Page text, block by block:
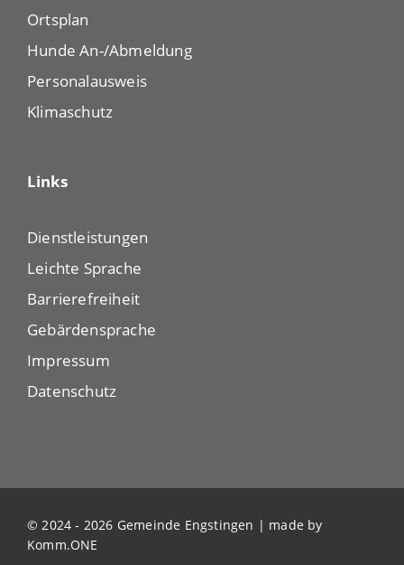
Ortsplan
Hunde An-/Abmeldung
Personalausweis
Klimaschutz
Links
Dienstleistungen
Leichte Sprache
Barrierefreiheit
Gebärdensprache
Impressum
Datenschutz
© 2024 - 2026 Gemeinde Engstingen | made by
Komm.ONE